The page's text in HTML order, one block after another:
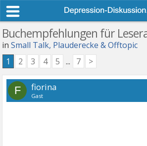
Buchempfehlungen für
inSmall Talk, Plauderecke & Offtopic
1 2 3 4 5 ... 7 >
F fiorina
Gast